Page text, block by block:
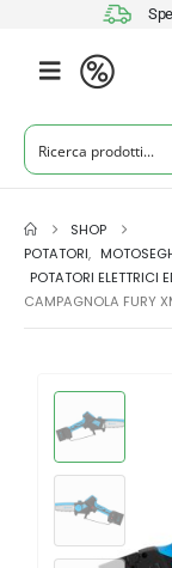
SHOP
POTATORI,
POTATORI ELETTRICI
CAMPAGNOLA FURY